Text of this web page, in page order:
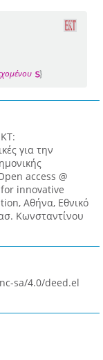
για την
access @
innovative
Αθήνα, Εθνικό
Κωνσταντίνου
sa/4.0/deed.el